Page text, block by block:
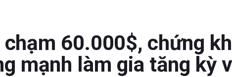
60.000$, chứng
mạnh làm gia tăng kỳ